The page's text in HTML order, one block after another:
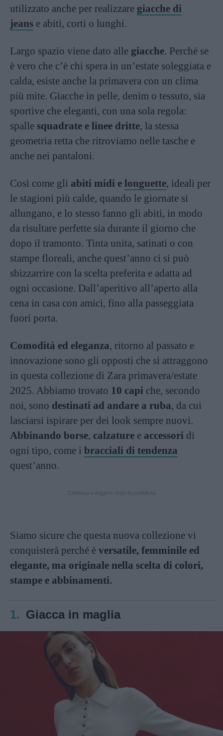
utilizzato anche per realizzare giacche di
jeans e abiti, corti o lunghi.
Largo spazio viene dato alle giacche. Perché se
è vero che c’è chi spera in un’estate soleggiata e
calda, esiste anche la primavera con un clima
più mite. Giacche in pelle, denim o tessuto, sia
sportive che eleganti, con una sola regola:
spalle squadrate e linee dritte, la stessa
geometria retta che ritroviamo nelle tasche e
anche nei pantaloni.
Così come gli abiti midi e longuette, ideali per
le stagioni più calde, quando le giornate si
allungano, e lo stesso fanno gli abiti, in modo
da risultare perfette sia durante il giorno che
dopo il tramonto. Tinta unita, satinati o con
stampe floreali, anche quest’anno ci si può
sbizzarrire con la scelta preferita e adatta ad
ogni occasione. Dall’aperitivo all’aperto alla
cena in casa con amici, fino alla passeggiata
fuori porta.
Comodità ed eleganza, ritorno al passato e
innovazione sono gli opposti che si attraggono
in questa collezione di Zara primavera/estate
2025. Abbiamo trovato 10 capi che, secondo
noi, sono destinati ad andare a ruba, da cui
lasciarsi ispirare per dei look sempre nuovi.
Abbinando borse, calzature e accessori di
ogni tipo, come i bracciali di tendenza
quest’anno.
Siamo sicure che questa nuova collezione vi
conquisterà perché è versatile, femminile ed
elegante, ma originale nella scelta di colori,
stampe e abbinamenti.
1. Giacca in maglia